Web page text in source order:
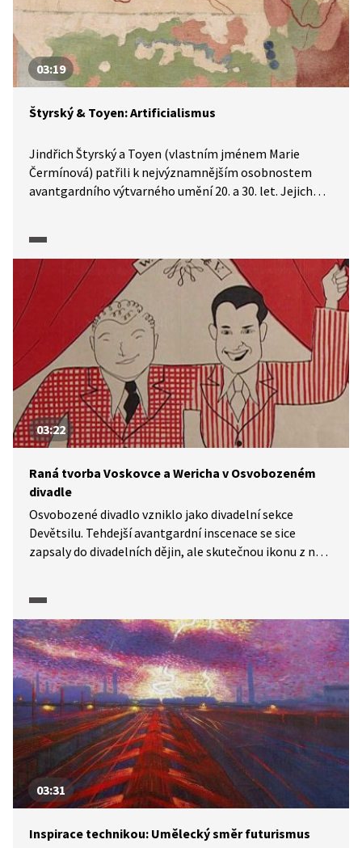
03:19
Štyrský & Toyen: Artificialismus
Jindřich Štyrský a Toyen (vlastním jménem Marie
Čermínová) patřili k nejvýznamnějším osobnostem
avantgardního výtvarného umění 20. a 30. let. Jejich
i vytvoření samostatného směru, tzv. artificialismu,
nám blíže popíší herci Jiří Havelka a Ondřej Cihlář
v dokumentárním cyklu Moderna, avantgarda: Příběh
umění 1. poloviny 20. století (2025). Video zahrnuje jak
mnoho ukázek děl, tak popis procesu tvorby v duchu
artificialismu, a to prostřednictvím úryvku z textu
Karla Teigeho.
03:22
Raná tvorba Voskovce a Wericha v Osvobozeném
divadle
Osvobozené divadlo vzniklo jako divadelní sekce
Devětsilu. Tehdejší avantgardní inscenace se sice
zapsaly do divadelních dějin, ale skutečnou ikonu z něj
avantgarda: Příběh umění 1. poloviny 20. století (2025)
připomíná jejich první představení Vest pocket revue
v roce 1927 a počátek spolupráce se skladatelem
Jaroslavem Ježkem. Pasáž obsahuje rovněž několik
ukázek, ať už filmových, nebo zvukových.
03:31
Inspirace technikou: Umělecký směr futurismus